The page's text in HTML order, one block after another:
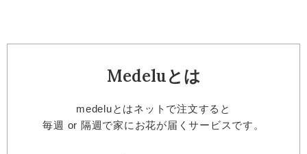
Medeluとは
medeluとはネットで注文すると
毎週 or 隔週で家にお花が届くサービスです。